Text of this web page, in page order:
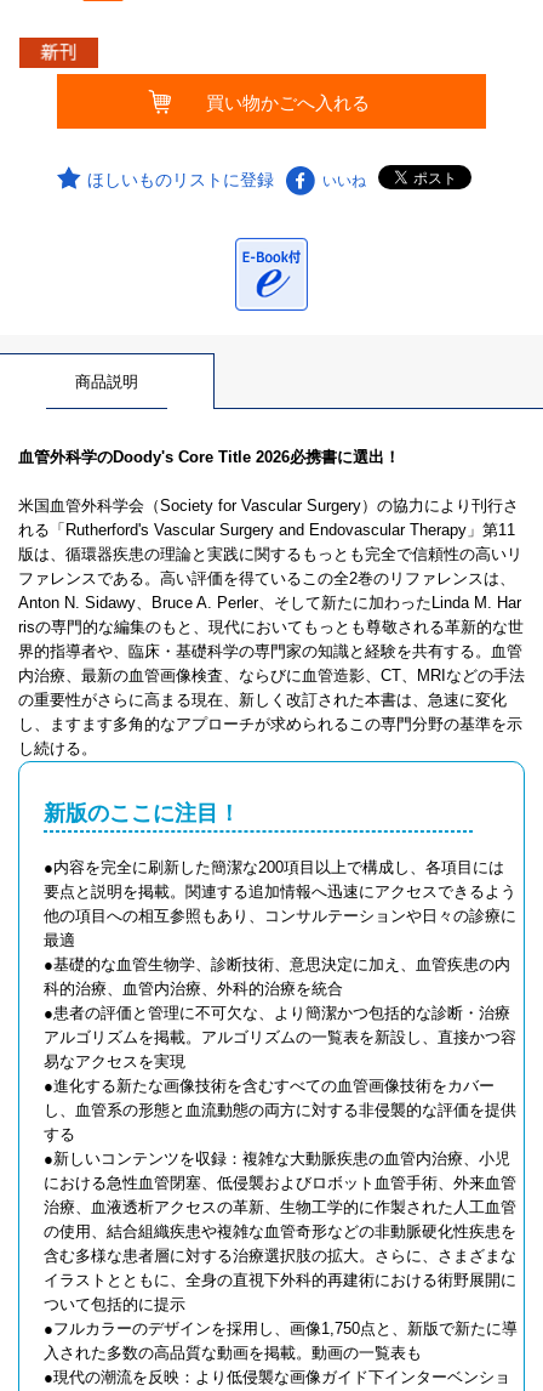
ほしいものリストに登録 いいね
商品説明
血管外科学のDoody's Core Title 2026必携書に選出！
米国血管外科学会（Society for Vascular Surgery）の協力により刊行さ
れる「Rutherford's Vascular Surgery and Endovascular Therapy」第11
版は、循環器疾患の理論と実践に関するもっとも完全で信頼性の高いリ
ファレンスである。高い評価を得ているこの全2巻のリファレンスは、
Anton N. Sidawy、Bruce A. Perler、そして新たに加わったLinda M. Har
risの専門的な編集のもと、現代においてもっとも尊敬される革新的な世
界的指導者や、臨床・基礎科学の専門家の知識と経験を共有する。血管
内治療、最新の血管画像検査、ならびに血管造影、CT、MRIなどの手法
の重要性がさらに高まる現在、新しく改訂された本書は、急速に変化
し、ますます多角的なアプローチが求められるこの専門分野の基準を示
し続ける。
新版のここに注目！
●内容を完全に刷新した簡潔な200項目以上で構成し、各項目には
要点と説明を掲載。関連する追加情報へ迅速にアクセスできるよう
他の項目への相互参照もあり、コンサルテーションや日々の診療に
最適
●基礎的な血管生物学、診断技術、意思決定に加え、血管疾患の内
科的治療、血管内治療、外科的治療を統合
●患者の評価と管理に不可欠な、より簡潔かつ包括的な診断・治療
アルゴリズムを掲載。アルゴリズムの一覧表を新設し、直接かつ容
易なアクセスを実現
●進化する新たな画像技術を含むすべての血管画像技術をカバー
し、血管系の形態と血流動態の両方に対する非侵襲的な評価を提供
する
●新しいコンテンツを収録：複雑な大動脈疾患の血管内治療、小児
における急性血管閉塞、低侵襲およびロボット血管手術、外来血管
治療、血液透析アクセスの革新、生物工学的に作製された人工血管
の使用、結合組織疾患や複雑な血管奇形などの非動脈硬化性疾患を
含む多様な患者層に対する治療選択肢の拡大。さらに、さまざまな
イラストとともに、全身の直視下外科的再建術における術野展開に
ついて包括的に提示
●フルカラーのデザインを採用し、画像1,750点と、新版で新たに導
入された多数の高品質な動画を掲載。動画の一覧表も
●現代の潮流を反映：より低侵襲な画像ガイド下インターベンショ